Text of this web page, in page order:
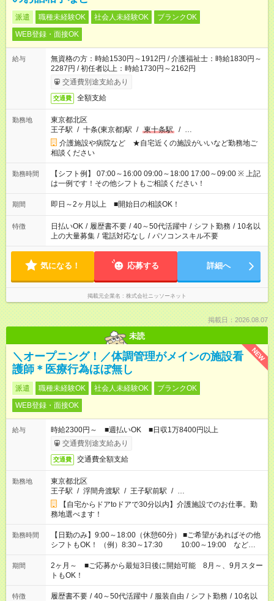
派遣 職種未経験OK 社会人未経験OK
ブランクOK
WEB登録・面接OK
給与
無資格の方：時給1530円～1912円 / 介護福祉士：時給1830円～
2287円 / 初任者以上：時給1730円～2162円
交通費別途支給あり
交通費 全額支給
勤務地
東京都北区
王子駅 / 十条(東京都)駅 / 東十条駅 / …
介護施設や病院など ★自宅近くの施設がいいなど勤務地ご
相談ください
勤務時間
【シフト例】 07:00～16:00 09:00～18:00 17:00～09:00 ※ 上記
は一例です！その他シフトもご相談ください！
期間 即日～2ヶ月以上 ■開始日の相談OK！
特徴 日払いOK / 履歴書不要 / 40～50代活躍中 / シフト勤務 / 10名以
上の大量募集 / 電話対応なし / パソコンスキル不要
気になる！ 応募する 詳細へ
掲載元企業名 株式会社ニッソーネット
掲載日：2026.08.07
未読
NEW
＼オープニング！／体調管理がメインの施設看
護師＊医療行為ほぼ無し
派遣 職種未経験OK 社会人未経験OK
ブランクOK
WEB登録・面接OK
給与
時給2300円～ ■週払いOK ■日収1万8400円以上
交通費別途支給あり
交通費 交通費全額支給
勤務地
東京都北区
王子駅 / 浮間舟渡駅 / 王子駅前駅 / …
【自宅からドアtoドアで30分以内】介護施設でのお仕事。勤
務地選べます！
勤務時間
【日勤のみ】9:00～18:00（休憩60分） ■ご希望があればその他
シフトもOK！ （例）8:30～17:30 10:00～19:00 など
「家族とお休みを合わせたい」 「できれば残業はしたくない」
など、あなたのご希望に沿ったお仕事をご紹介します！ ※Wワ
ーク希望の方へ 今ご覧のお仕事で希望する勤務時間と、もう1つ
のお仕事の勤務時間。 合計で週40時間を超える場合は応募でき
ません
期間
2ヶ月～ ■ご応募から最短3日後に開始可能 8月～、9月スター
トもOK！
特徴 履歴書不要 / 40～50代活躍中 / 服装自由 / シフト勤務 / 10名以